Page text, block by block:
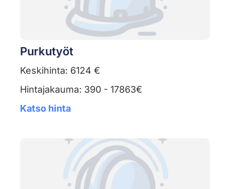
Purkutyöt
Keskihinta: 6124 €
Hintajakauma: 390 - 17863€
Katso hinta